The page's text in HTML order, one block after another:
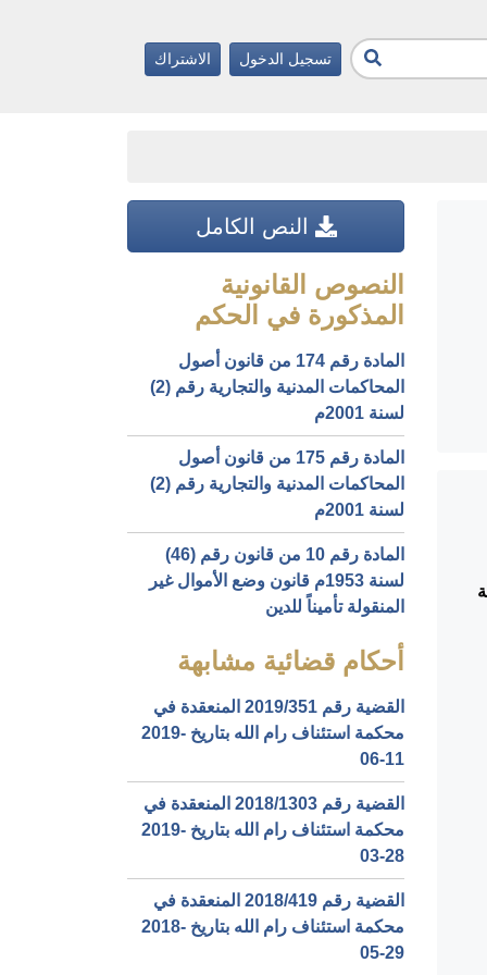
تسجيل الدخول الاشتراك
النص الكامل
النصوص القانونية
المذكورة في الحكم
المادة رقم 174 من قانون أصول
المحاكمات المدنية والتجارية رقم (2)
لسنة 2001م
المادة رقم 175 من قانون أصول
المحاكمات المدنية والتجارية رقم (2)
لسنة 2001م
المادة رقم 10 من قانون رقم (46)
لسنة 1953م قانون وضع الأموال غير
المنقولة تأميناً للدين
أحكام قضائية مشابهة
القضية رقم ‎351‏/‎2019‏ المنعقدة في
محكمة استئناف رام الله بتاريخ ‎2019-
06-11‏
القضية رقم ‎1303‏/‎2018‏ المنعقدة في
محكمة استئناف رام الله بتاريخ ‎2019-
03-28‏
القضية رقم ‎419‏/‎2018‏ المنعقدة في
محكمة استئناف رام الله بتاريخ ‎2018-
05-29‏